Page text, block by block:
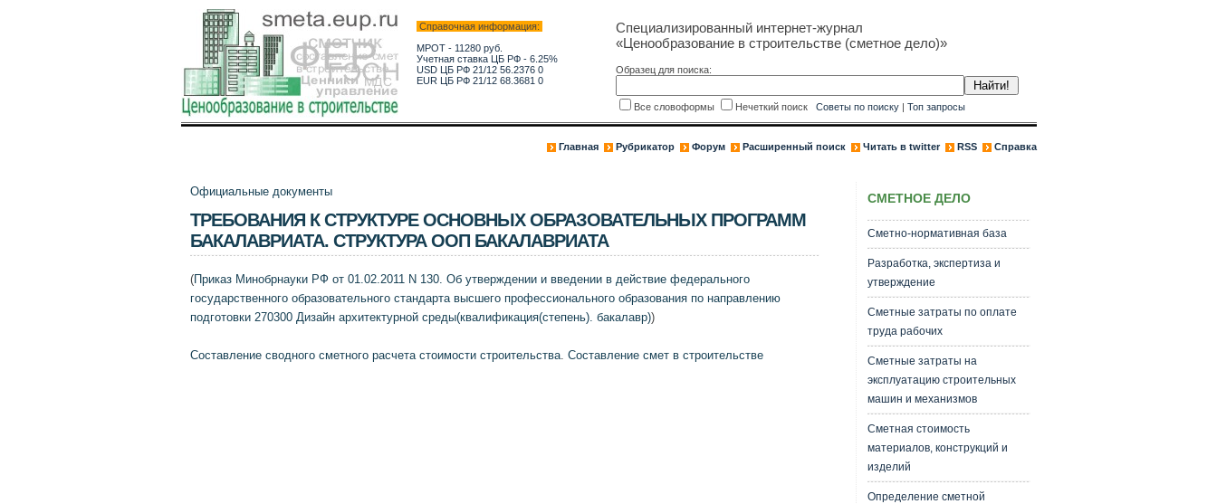
Справочная информация:
МРОТ - 11280 руб.
Учетная ставка ЦБ РФ - 6.25%
USD ЦБ РФ 21/12 56.2376 0
EUR ЦБ РФ 21/12 68.3681 0
Специализированный интернет-журнал
«Ценообразование в строительстве (сметное дело)»
Образец для поиска:
Все словоформы Нечеткий поиск Советы по поиску| Топ запросы
Главная Рубрикатор Форум Расширенный поиск Читать в twitter RSS Справка
Официальные документы
ТРЕБОВАНИЯ К СТРУКТУРЕ ОСНОВНЫХ ОБРАЗОВАТЕЛЬНЫХ ПРОГРАММ
БАКАЛАВРИАТА. СТРУКТУРА ООП БАКАЛАВРИАТА
(Приказ Минобрнауки РФ от 01.02.2011 N 130. Об утверждении и введении в действие федерального
государственного образовательного стандарта высшего профессионального образования по направлению
подготовки 270300 Дизайн архитектурной среды(квалификация(степень). бакалавр))
Составление сводного сметного расчета стоимости строительства. Составление смет в строительстве
СМЕТНОЕ ДЕЛО
Сметно-нормативная база
Разработка, экспертиза и
утверждение
Сметные затраты по оплате
труда рабочих
Сметные затраты на
эксплуатацию строительных
машин и механизмов
Сметная стоимость
материалов, конструкций и
изделий
Определение сметной